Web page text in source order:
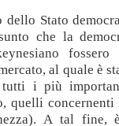
dello Stato
che la
al quale è
tutti i più
quelli
A tal fine,